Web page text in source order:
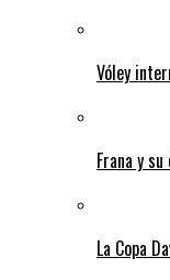
Vóley
Frana y
La Copa